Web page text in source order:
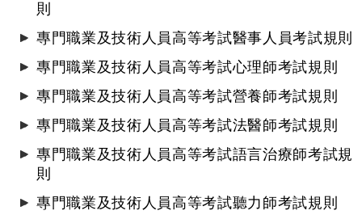
則
專門職業及技術人員高等考試醫事人員考試規則
專門職業及技術人員高等考試心理師考試規則
專門職業及技術人員高等考試營養師考試規則
專門職業及技術人員高等考試法醫師考試規則
專門職業及技術人員高等考試語言治療師考試規
則
專門職業及技術人員高等考試聽力師考試規則